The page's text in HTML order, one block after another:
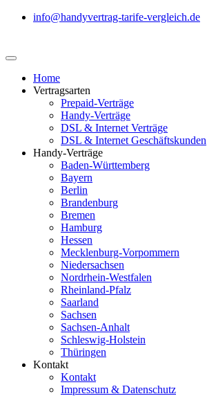
info@handyvertrag-tarife-vergleich.de
Home
Vertragsarten
Prepaid-Verträge
Handy-Verträge
DSL & Internet Verträge
DSL & Internet Geschäftskunden
Handy-Verträge
Baden-Württemberg
Bayern
Berlin
Brandenburg
Bremen
Hamburg
Hessen
Mecklenburg-Vorpommern
Niedersachsen
Nordrhein-Westfalen
Rheinland-Pfalz
Saarland
Sachsen
Sachsen-Anhalt
Schleswig-Holstein
Thüringen
Kontakt
Kontakt
Impressum & Datenschutz